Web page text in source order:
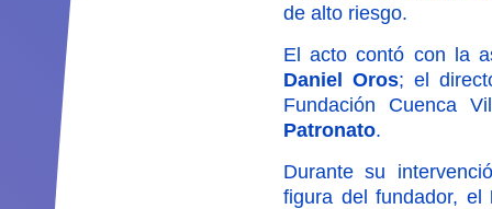
de alto riesgo.
El acto contó con la
Daniel Oros; el
Fundación Cuenca
Patronato.
Durante su
figura del fundador, el